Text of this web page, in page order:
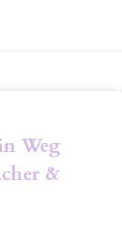
Weg
&